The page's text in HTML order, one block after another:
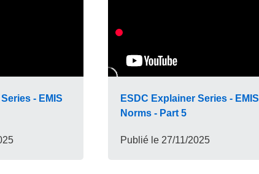
- EMIS
ESDC Explainer Series - EMIS
Norms - Part 5
Publié le 27/11/2025